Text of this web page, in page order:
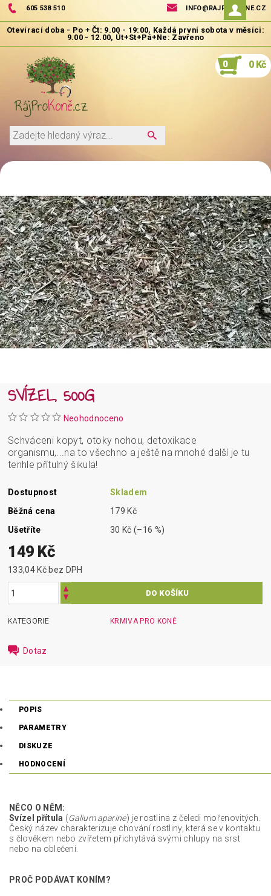
605 538 510 INFO@RAJPROKONE.CZ
0 0 Kč
SVÍZEL, 500G
Neohodnoceno
Schváceni kopyt, otoky nohou, detoxikace
organismu,...na to všechno a ještě na mnohé další je tu
tenhle přítulný šikula!
Dostupnost
Skladem
Běžná cena
179 Kč
Ušetříte
30 Kč(–16 %)
149 Kč
133,04 Kč bez DPH
KATEGORIE KRMIVA PRO KONĚ
Dotaz
POPIS
PARAMETRY
DISKUZE
HODNOCENÍ
NĚCO O NĚM:
Svízel přítula (Galium aparine) je rostlina z čeledi mořenovitých.
Český název charakterizuje chování rostliny, která se v kontaktu
s člověkem nebo zvířetem přichytává svými chlupy na srst
nebo na oblečení.
PROČ PODÁVAT KONÍM?